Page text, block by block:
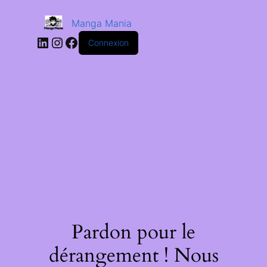
Manga Mania
Connexion
Pardon pour le
dérangement ! Nous